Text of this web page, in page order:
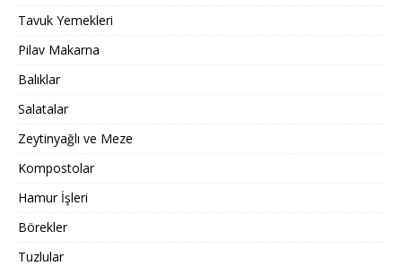
Tavuk Yemekleri
Pilav Makarna
Balıklar
Salatalar
Zeytinyağlı ve Meze
Kompostolar
Hamur İşleri
Börekler
Tuzlular